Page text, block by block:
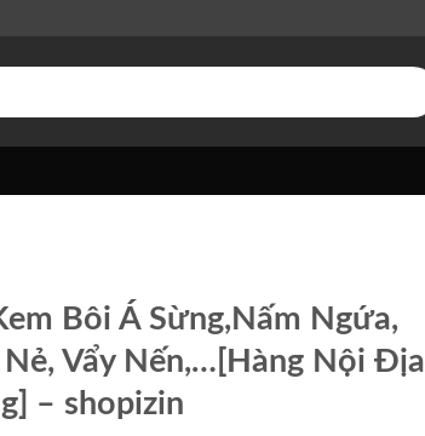
Bôi Á Sừng,Nấm Ngứa,
Vẩy Nến,…[Hàng Nội Địa
– shopizin